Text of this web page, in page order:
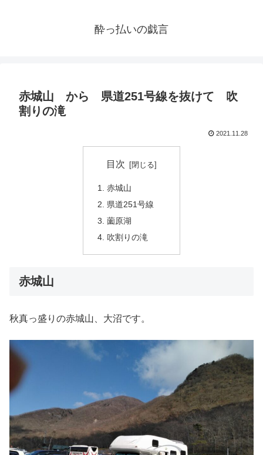
酔っ払いの戯言
赤城山 から 県道251号線を抜けて 吹
割りの滝
2021.11.28
目次
赤城山
県道251号線
薗原湖
吹割りの滝
赤城山
秋真っ盛りの赤城山、大沼です。